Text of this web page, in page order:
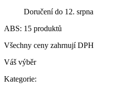
Doručení do 12. srpna
ABS: 15 produktů
Všechny ceny zahrnují DPH
Váš výběr
Kategorie: